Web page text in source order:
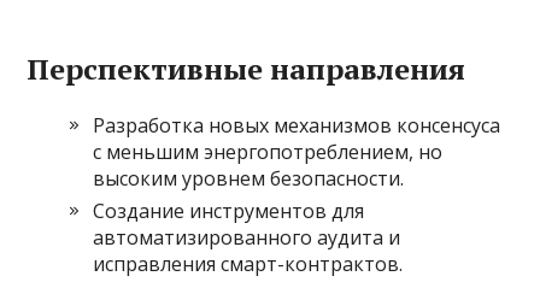
Перспективные направления
Разработка новых механизмов консенсуса
с меньшим энергопотреблением, но
высоким уровнем безопасности.
Создание инструментов для
автоматизированного аудита и
исправления смарт-контрактов.